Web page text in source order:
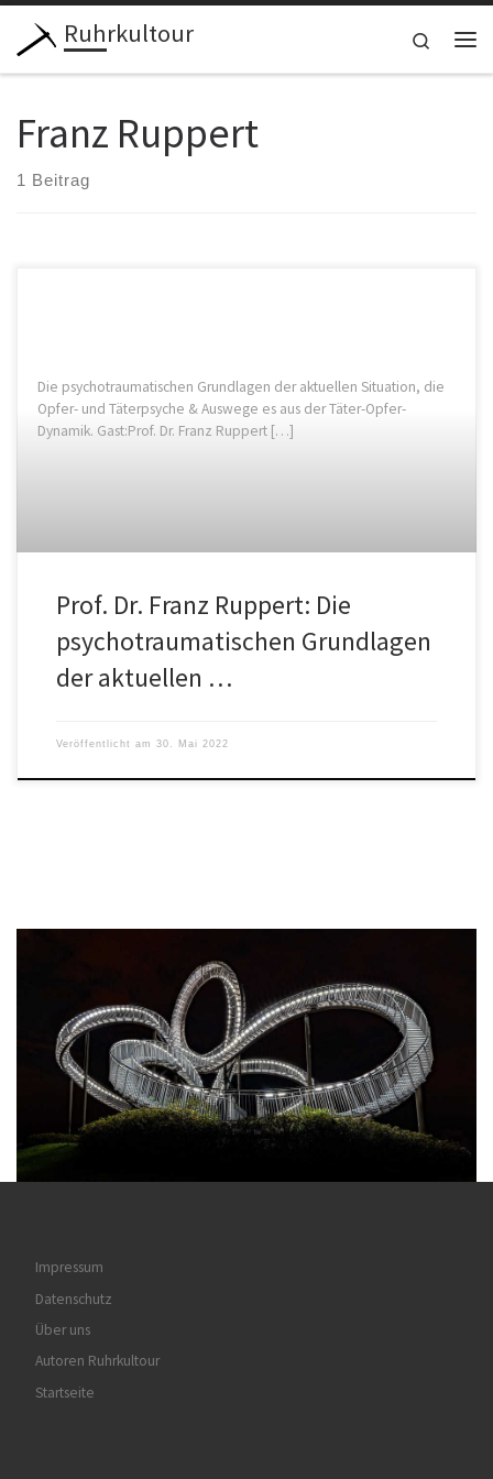
Zum Inhalt springen
Ruhrkultour
Search
Franz Ruppert
1 Beitrag
Die psychotraumatischen Grundlagen der aktuellen Situation, die
Opfer- und Täterpsyche & Auswege es aus der Täter-Opfer-
Dynamik. Gast:Prof. Dr. Franz Ruppert […]
Prof. Dr. Franz Ruppert: Die
psychotraumatischen Grundlagen
der aktuellen …
Veröffentlicht am 30. Mai 2022
Impressum
Datenschutz
Über uns
Autoren Ruhrkultour
Startseite